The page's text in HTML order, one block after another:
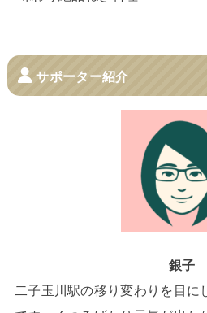
サポーター紹介
銀子
二子玉川駅の移り変わりを目に